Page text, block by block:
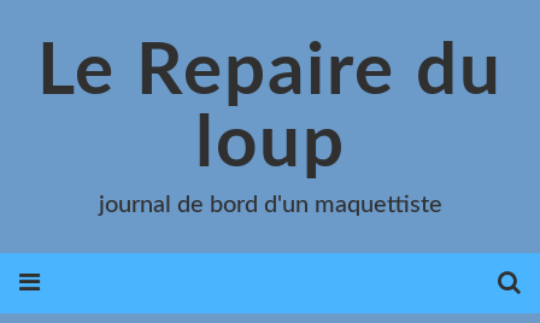
Le Repaire du
loup
journal de bord d'un maquettiste